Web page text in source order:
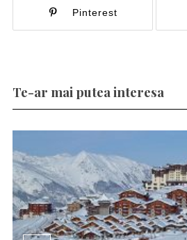
Pinterest
Te-ar mai putea interesa